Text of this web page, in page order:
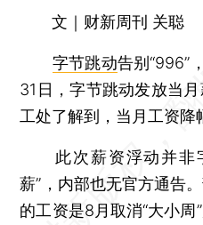
文｜财新周刊 关聪
字节跳动告别“996”
31日，字节跳动发放当
工处了解到，当月工资降
此次薪资浮动并非
薪”，内部也无官方通告
的工资是8月取消“大小